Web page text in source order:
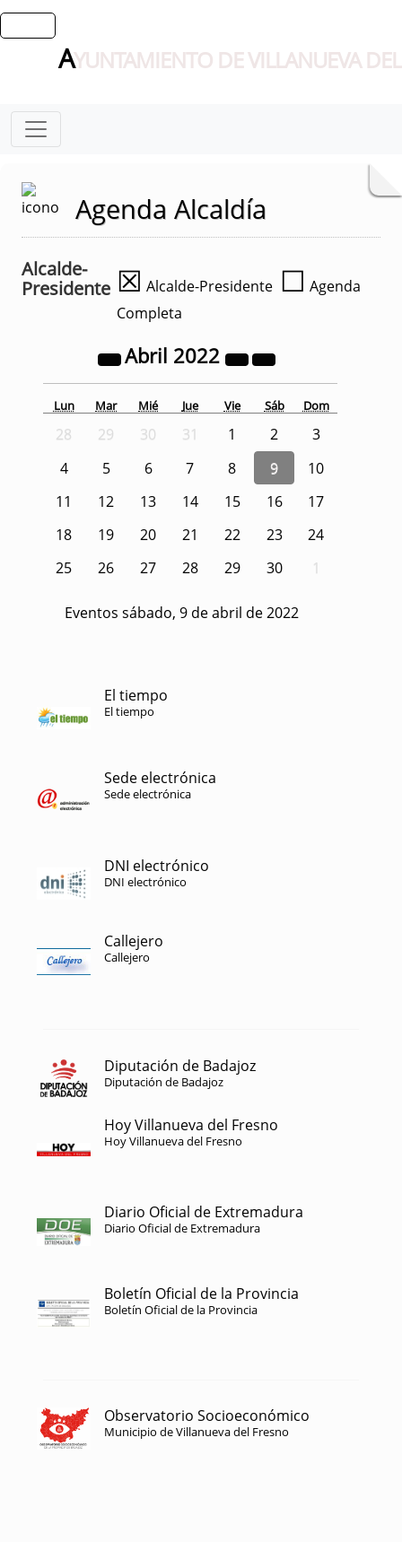
AYUNTAMIENTO DE VILLANUEVA
Agenda Alcaldía
Alcalde-
Presidente ☒ Alcalde-Presidente ☐ Agenda
Completa
Abril 2022
Lun Mar Mié Jue Vie Sáb Dom
28 29 30 31 1 2
3
4
5 6 7 8 9
10
11
12 13 14 15 16
17
18
19 20 21 22 23
24
25
26 27 28 29 30 1
Eventos sábado, 9 de abril de 2022
El tiempo
El tiempo
Sede electrónica
Sede electrónica
DNI electrónico
DNI electrónico
Callejero
Callejero
Diputación de Badajoz
Diputación de Badajoz
Hoy Villanueva del Fresno
Hoy Villanueva del Fresno
Diario Oficial de Extremadura
Diario Oficial de Extremadura
Boletín Oficial de la Provincia
Boletín Oficial de la Provincia
Observatorio Socioeconómico
Municipio de Villanueva del Fresno